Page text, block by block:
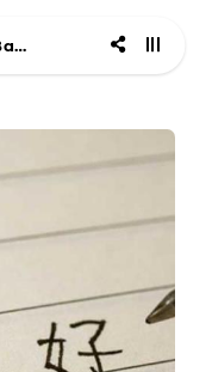
Percakapan Dasar Bahasa Mandarin untuk Pemula, Membuka Komunikasi Sederhana